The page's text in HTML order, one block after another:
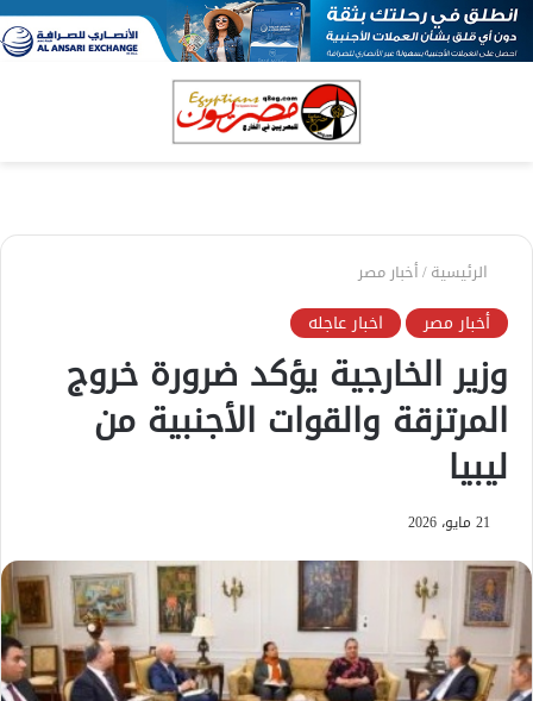
الرئيسية/أخبار مصر
أخبار مصر اخبار عاجله
وزير الخارجية يؤكد ضرورة خروج
المرتزقة والقوات الأجنبية من
ليبيا
21 مايو، 2026